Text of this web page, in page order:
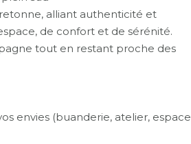
alliant authenticité et
de confort et de sérénité.
tout en restant proche des
envies (buanderie, atelier, espace